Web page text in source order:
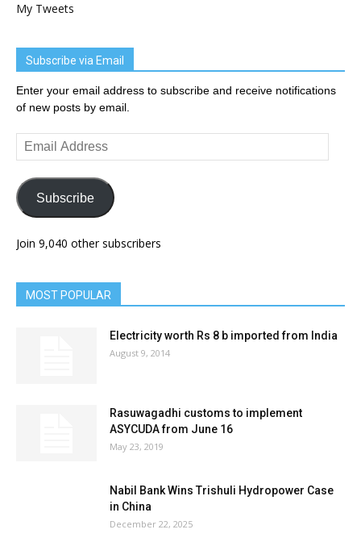
My Tweets
Subscribe via Email
Enter your email address to subscribe and receive notifications
of new posts by email.
Email
Address
Subscribe
Join 9,040 other subscribers
MOST POPULAR
Electricity worth Rs 8 b imported from India
August 9, 2014
Rasuwagadhi customs to implement
ASYCUDA from June 16
May 23, 2019
Nabil Bank Wins Trishuli Hydropower Case
in China
December 22, 2025